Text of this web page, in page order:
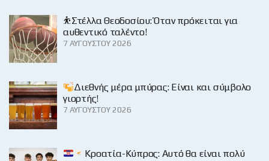
⛹️Στέλλα Θεοδοσίου: Όταν πρόκειται για
αυθεντικό ταλέντο!
7 ΑΥΓΟΎΣΤΟΥ 2026
Διεθνής μέρα μπύρας: Είναι και σύμβολο
γιορτής!
7 ΑΥΓΟΎΣΤΟΥ 2026
Κροατία-Κύπρος: Αυτό θα είναι πολύ